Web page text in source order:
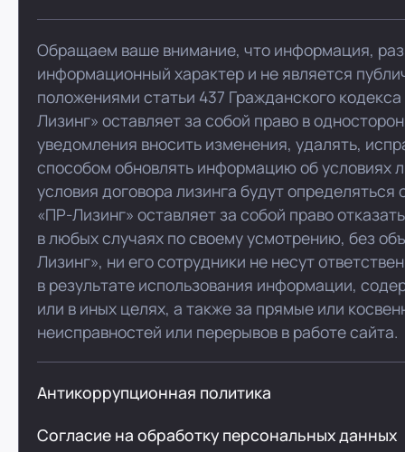
Обращаем ваше внимание, что информация,
информационный характер и не является
положениями статьи 437 Гражданского
Лизинг» оставляет за собой право в
уведомления вносить изменения, удалять,
способом обновлять информацию об условиях
условия договора лизинга будут
«ПР-Лизинг» оставляет за собой право
в любых случаях по своему усмотрению, без
Лизинг», ни его сотрудники не несут
в результате использования информации,
или в иных целях, а также за прямые или
неисправностей или перерывов в работе сайта.
Антикоррупционная политика
Согласие на обработку персональных данных